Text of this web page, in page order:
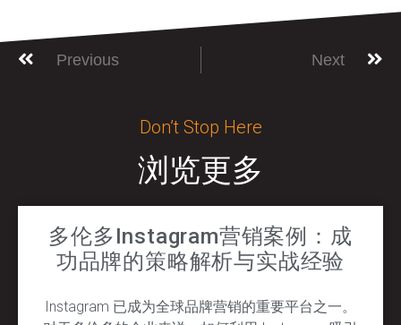
Previous Next
Don’t Stop Here
浏览更多
多伦多Instagram营销案例：成
功品牌的策略解析与实战经验
Instagram 已成为全球品牌营销的重要平台之一。